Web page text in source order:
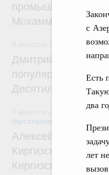
с
Есть
два
лет
промышленности,
Мохаммадом
Дмитрий
популярного
Десятилетия
двусторонней основе
Алексей Оверчук
Киргизского
Киргизской